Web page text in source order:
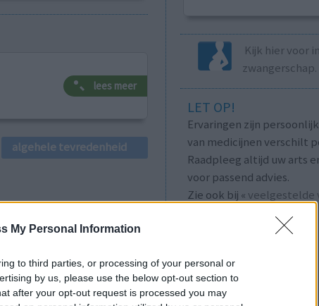
My Personal Information
to third parties, or processing of your personal or
by us, please use the below opt-out section to
after your opt-out request is processed you may
lees meer
algehele tevredenheid
Kijk hier voor
zwangerschap.
LET OP!
Ervaringen zijn
van medicijnen verschilt
Raadpleeg altijd uw arts
voor passend advies.
Zie ook bij « veelgestelde